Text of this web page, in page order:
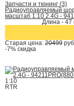
Запчасти и тюнинг (3)
Радиоуправляемый
масштаб 1:10 2.4G -
Длина - 47
Старая цена: 20499
-7% скидка
1:10
RTR